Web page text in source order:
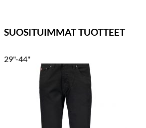
SUOSITUIMMAT TUOTTEET
29"-44"